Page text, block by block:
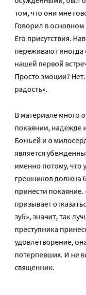
том, что они мне
Говорил в
Его присутствия.
переживают
нашей первой
Просто эмоции?
радость».
В материале много
покаянии, надежде
Божьей и о
является
именно потому, что
грешников должна
принести покаяние.
призывает
зуб», значит, так
преступника
удовлетворение,
потерпевших. И не
священник.